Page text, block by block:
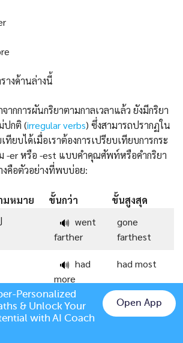
างด้านล่างนี้
กการผันกริยาตามกาลเวลาแล้ว ยังมีกริยา
ปกติ (irregular verbs) ซึ่งสามารถปรากฏใน
ทียบได้เมื่อเราต้องการเปรียบเทียบการกระ
-er หรือ -est แบบคำคุณศัพท์หรือคำกริยา
คือตัวอย่างที่พบบ่อย:
มหมาย ขั้นกว่า
ขั้นสูงสุด
🔊 went
farther
gone
farthest
🔊 had
more
had most
🔊 did
better
done best
Chat on LINE
Personalized
& Unlock Your
with AI Coach
Open App